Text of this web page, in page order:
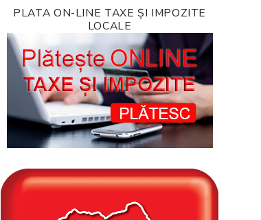
PLATA ON-LINE TAXE ȘI IMPOZITE
LOCALE